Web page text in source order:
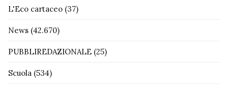
L'Eco cartaceo (37)
News (42.670)
PUBBLIREDAZIONALE (25)
Scuola (534)